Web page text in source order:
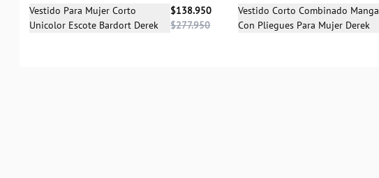
Selecciona una talla
S
Vestido Para Mujer Corto
Unicolor Escote Bardort Derek
$138.950
$277.950
Selecciona una talla
XS
Vestido Corto Combinado Manga
Con Pliegues Para Mujer Derek